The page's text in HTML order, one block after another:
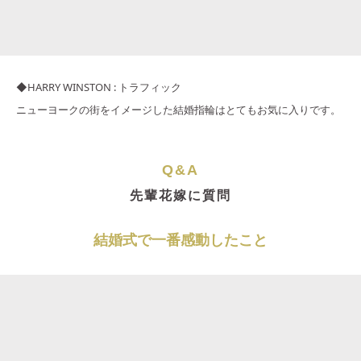
◆HARRY WINSTON : トラフィック
ニューヨークの街をイメージした結婚指輪はとてもお気に入りです。
Q&A
先輩花嫁に質問
結婚式で一番感動したこと